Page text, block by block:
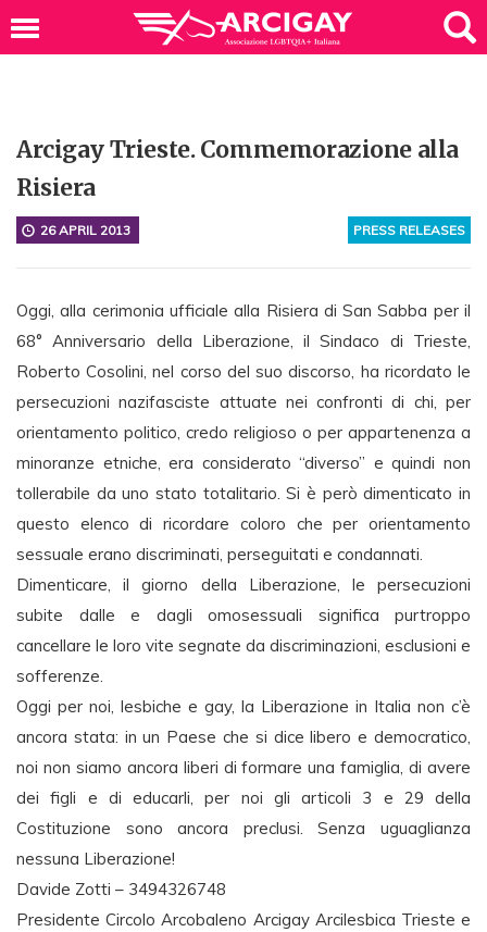
Arcigay Trieste. Commemorazione alla
Risiera
PRESS RELEASES
26 APRIL 2013
Oggi, alla cerimonia ufficiale alla Risiera di San Sabba per il
68° Anniversario della Liberazione, il Sindaco di Trieste,
Roberto Cosolini, nel corso del suo discorso, ha ricordato le
persecuzioni nazifasciste attuate nei confronti di chi, per
orientamento politico, credo religioso o per appartenenza a
minoranze etniche, era considerato “diverso” e quindi non
tollerabile da uno stato totalitario. Si è però dimenticato in
questo elenco di ricordare coloro che per orientamento
sessuale erano discriminati, perseguitati e condannati.
Dimenticare, il giorno della Liberazione, le persecuzioni
subite dalle e dagli omosessuali significa purtroppo
cancellare le loro vite segnate da discriminazioni, esclusioni e
sofferenze.
Oggi per noi, lesbiche e gay, la Liberazione in Italia non c’è
ancora stata: in un Paese che si dice libero e democratico,
noi non siamo ancora liberi di formare una famiglia, di avere
dei figli e di educarli, per noi gli articoli 3 e 29 della
Costituzione sono ancora preclusi. Senza uguaglianza
nessuna Liberazione!
Davide Zotti – 3494326748
Presidente Circolo Arcobaleno Arcigay Arcilesbica Trieste e